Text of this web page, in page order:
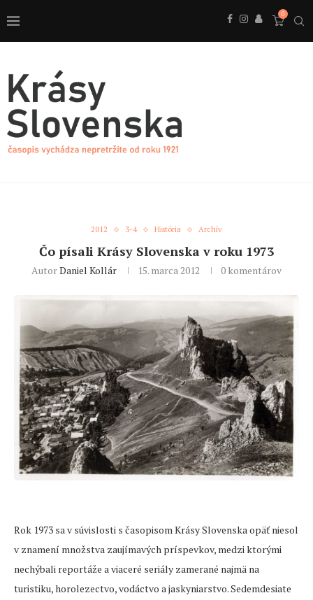
0
2012 3-4 História Archív
Čo písali Krásy Slovenska v roku 1973
AutorDaniel Kollár 15. marca 2012 0 komentárov
Rok 1973 sa v súvislosti s časopisom Krásy Slovenska opäť niesol
v znamení množstva zaujímavých príspevkov, medzi ktorými
nechýbali reportáže a viaceré seriály zamerané najmä na
turistiku, horolezectvo, vodáctvo a jaskyniarstvo. Sedemdesiate